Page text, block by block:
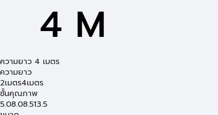
ความยาว 4 เมตร
ความยาว
2เมตร4เมตร
ชั้นคุณภาพ
5.08.08.513.5